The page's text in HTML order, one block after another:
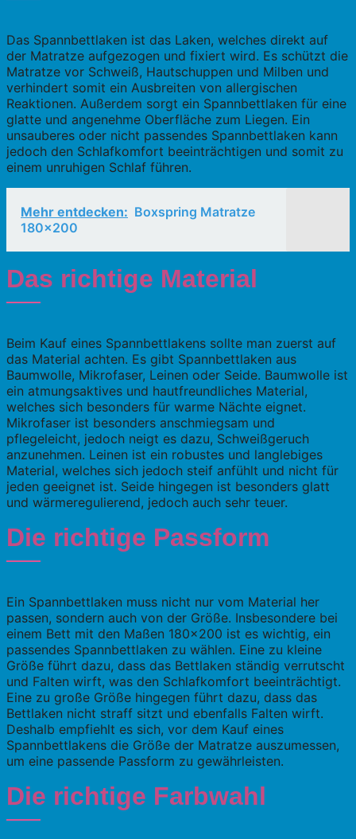
Das Spannbettlaken ist das Laken, welches direkt auf
der Matratze aufgezogen und fixiert wird. Es schützt die
Matratze vor Schweiß, Hautschuppen und Milben und
verhindert somit ein Ausbreiten von allergischen
Reaktionen. Außerdem sorgt ein Spannbettlaken für eine
glatte und angenehme Oberfläche zum Liegen. Ein
unsauberes oder nicht passendes Spannbettlaken kann
jedoch den Schlafkomfort beeinträchtigen und somit zu
einem unruhigen Schlaf führen.
Mehr entdecken: Boxspring Matratze
180x200
Das richtige Material
Beim Kauf eines Spannbettlakens sollte man zuerst auf
das Material achten. Es gibt Spannbettlaken aus
Baumwolle, Mikrofaser, Leinen oder Seide. Baumwolle ist
ein atmungsaktives und hautfreundliches Material,
welches sich besonders für warme Nächte eignet.
Mikrofaser ist besonders anschmiegsam und
pflegeleicht, jedoch neigt es dazu, Schweißgeruch
anzunehmen. Leinen ist ein robustes und langlebiges
Material, welches sich jedoch steif anfühlt und nicht für
jeden geeignet ist. Seide hingegen ist besonders glatt
und wärmeregulierend, jedoch auch sehr teuer.
Die richtige Passform
Ein Spannbettlaken muss nicht nur vom Material her
passen, sondern auch von der Größe. Insbesondere bei
einem Bett mit den Maßen 180×200 ist es wichtig, ein
passendes Spannbettlaken zu wählen. Eine zu kleine
Größe führt dazu, dass das Bettlaken ständig verrutscht
und Falten wirft, was den Schlafkomfort beeinträchtigt.
Eine zu große Größe hingegen führt dazu, dass das
Bettlaken nicht straff sitzt und ebenfalls Falten wirft.
Deshalb empfiehlt es sich, vor dem Kauf eines
Spannbettlakens die Größe der Matratze auszumessen,
um eine passende Passform zu gewährleisten.
Die richtige Farbwahl